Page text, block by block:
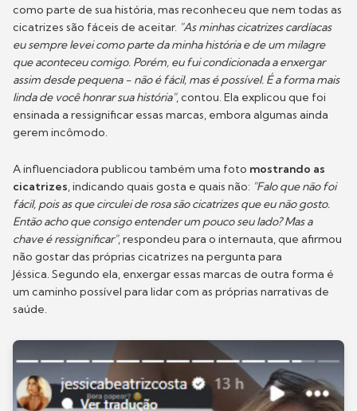
como parte de sua história, mas reconheceu que nem todas as
cicatrizes são fáceis de aceitar. "As minhas cicatrizes cardíacas
eu sempre levei como parte da minha história e de um milagre
que aconteceu comigo. Porém, eu fui condicionada a enxergar
assim desde pequena - não é fácil, mas é possível. É a forma mais
linda de você honrar sua história", contou. Ela explicou que foi
ensinada a ressignificar essas marcas, embora algumas ainda
gerem incômodo.
A influenciadora publicou também uma foto mostrando as
cicatrizes, indicando quais gosta e quais não: "Falo que não foi
fácil, pois as que circulei de rosa são cicatrizes que eu não gosto.
Então acho que consigo entender um pouco seu lado? Mas a
chave é ressignificar", respondeu para o internauta, que afirmou
não gostar das próprias cicatrizes na pergunta para
Jéssica. Segundo ela, enxergar essas marcas de outra forma é
um caminho possível para lidar com as próprias narrativas de
saúde.